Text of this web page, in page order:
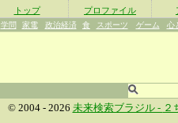
トップ プロファイル
学問 家電 政治経済 食 スポーツ ゲーム 心
© 2004 - 2026 未来検索ブラジル - ２